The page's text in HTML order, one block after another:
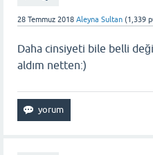
28 Temmuz 2018 Aleyna Sultan (1,339
Daha cinsiyeti bile belli
aldım netten:)